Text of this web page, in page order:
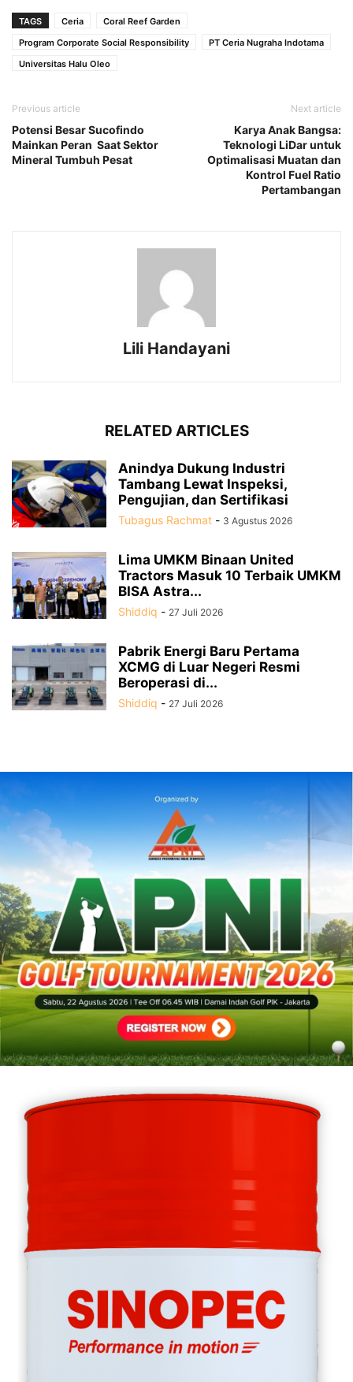
TAGS Ceria
Coral Reef Garden
Program Corporate Social Responsibility
PT Ceria Nugraha Indotama
Universitas Halu Oleo
Previous article
Potensi Besar Sucofindo
Mainkan Peran Saat Sektor
Mineral Tumbuh Pesat
Next article
Karya Anak Bangsa:
Teknologi LiDar untuk
Optimalisasi Muatan dan
Kontrol Fuel Ratio
Pertambangan
Lili Handayani
RELATED ARTICLES
Anindya Dukung Industri
Tambang Lewat Inspeksi,
Pengujian, dan Sertifikasi
Tubagus Rachmat - 3 Agustus 2026
Lima UMKM Binaan United
Tractors Masuk 10 Terbaik UMKM
BISA Astra...
Shiddiq - 27 Juli 2026
Pabrik Energi Baru Pertama
XCMG di Luar Negeri Resmi
Beroperasi di...
Shiddiq - 27 Juli 2026